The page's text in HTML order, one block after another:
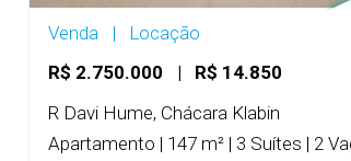
Venda |
Locação
R$ 2.750.000
|
R$ 14.850
R Davi Hume, Chácara Klabin
Apartamento | 147 m² | 3 Suítes | 2